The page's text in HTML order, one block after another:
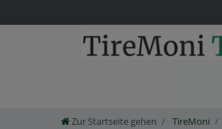
Zur Startseite gehen TireMoni